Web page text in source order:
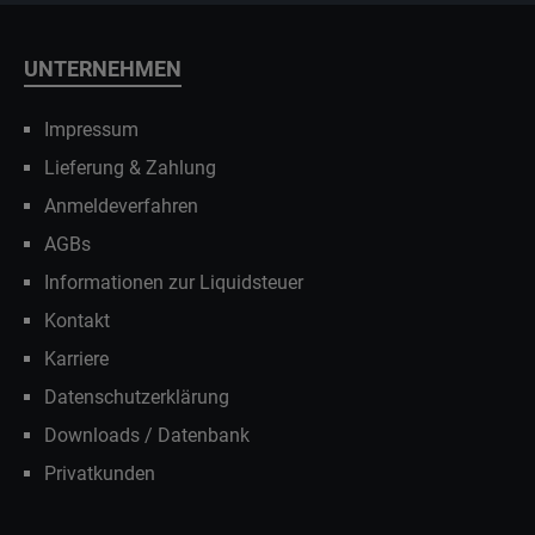
UNTERNEHMEN
Impressum
Lieferung & Zahlung
Anmeldeverfahren
AGBs
Informationen zur Liquidsteuer
Kontakt
Karriere
Datenschutzerklärung
Downloads / Datenbank
Privatkunden